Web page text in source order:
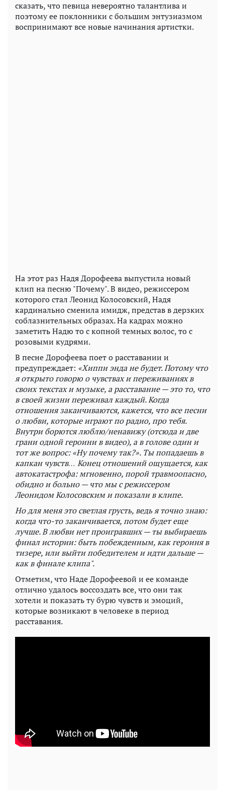
сказать, что певица невероятно талантлива и
поэтому ее поклонники с большим энтузиазмом
воспринимают все новые начинания артистки.
На этот раз Надя Дорофеева выпустила новый
клип на песню "Почему". В видео, режиссером
которого стал Леонид Колосовский, Надя
кардинально сменила имидж, представ в дерзких
соблазнительных образах. На кадрах можно
заметить Надю то с копной темных волос, то с
розовыми кудрями.
В песне Дорофеева поет о расставании и
предупреждает: «Хиппи энда не будет. Потому что
я открыто говорю о чувствах и переживаниях в
своих текстах и музыке, а расставание — это то, что
в своей жизни переживал каждый. Когда
отношения заканчиваются, кажется, что все песни
о любви, которые играют по радио, про тебя.
Внутри борются люблю/ненавижу (отсюда и две
грани одной героини в видео), а в голове один и
тот же вопрос: «Ну почему так?». Ты попадаешь в
капкан чувств… Конец отношений ощущается, как
автокатастрофа: мгновенно, порой травмоопасно,
обидно и больно — что мы с режиссером
Леонидом Колосовским и показали в клипе.
Но для меня это светлая грусть, ведь я точно знаю:
когда что-то заканчивается, потом будет еще
лучше. В любви нет проигравших — ты выбираешь
финал истории: быть побежденным, как героиня в
тизере, или выйти победителем и идти дальше —
как в финале клипа".
Отметим, что Наде Дорофеевой и ее команде
отлично удалось воссоздать все, что они так
хотели и показать ту бурю чувств и эмоций,
которые возникают в человеке в период
расставания.